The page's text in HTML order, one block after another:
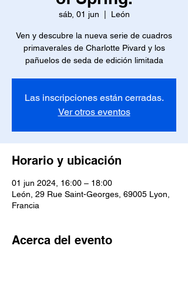
sáb, 01 jun León
Ven y descubre la nueva serie de cuadros
primaverales de Charlotte Pivard y los
pañuelos de seda de edición limitada
Las inscripciones están cerradas.
Ver otros eventos
Horario y ubicación
01 jun 2024, 16:00 – 18:00
León, 29 Rue Saint-Georges, 69005 Lyon,
Francia
Acerca del evento